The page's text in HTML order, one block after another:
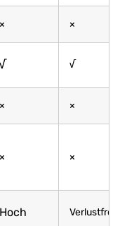
× ×
√ √
× ×
× ×
Hoch Verlustfrei